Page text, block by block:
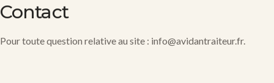
Contact
Pour toute question relative au site : info@avidantraiteur.fr.